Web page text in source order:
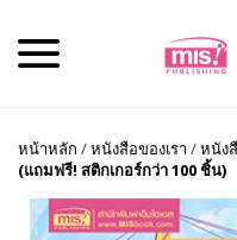
หน้าหลัก /หนังสือของเรา /หนัง
(แถมฟรี! สติกเกอร์กว่า 100 ชิ้น)